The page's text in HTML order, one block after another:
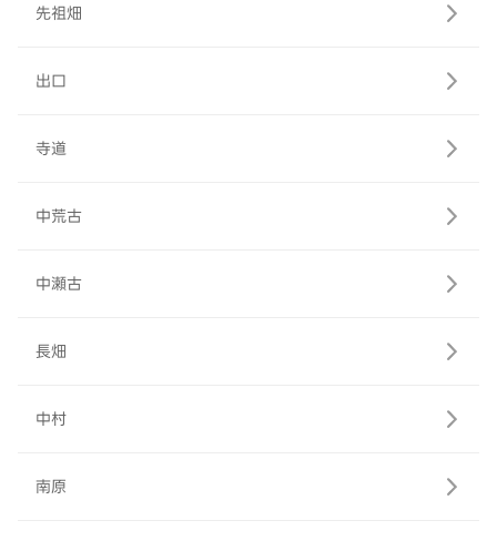
先祖畑
出口
寺道
中荒古
中瀬古
長畑
中村
南原